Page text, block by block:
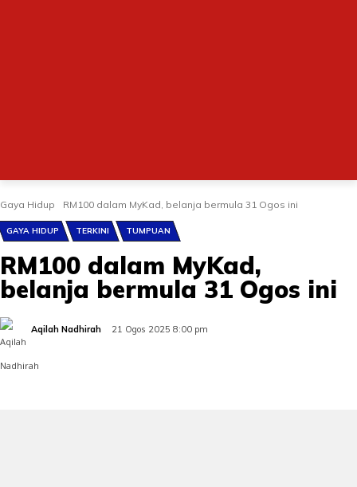
Gaya Hidup RM100 dalam MyKad, belanja bermula 31 Ogos ini
GAYA HIDUP TERKINI TUMPUAN
RM100 dalam MyKad,
belanja bermula 31 Ogos ini
Aqilah Nadhirah 21 Ogos 2025 8:00 pm